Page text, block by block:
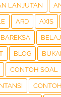
LANJUTAN
ARD AXIS
BAREKSA
BLOG
CONTOH SOAL